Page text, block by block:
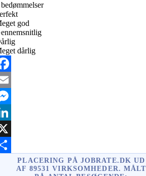
god
dårlig
PLACERING PÅ JOBRATE.DK UD
AF 89531 VIRKSOMHEDER. MÅLT